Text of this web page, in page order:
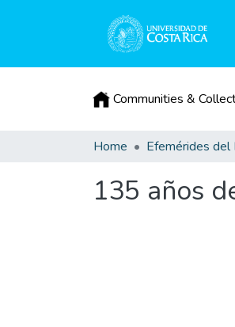
Communities &
Home
135 años